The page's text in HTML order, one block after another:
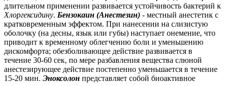
длительном применении развивается устойчивость бактерий к
Хлоргексидину. Бензокаин (Анестезин) - местный анестетик с
кратковременным эффектом. При нанесении на слизистую
оболочку (на десны, язык или губы) наступает онемение, что
приводит к временному облегчению боли и уменьшению
дискомфорта; обезболивающее действие развивается в
течение 30-60 сек, по мере разбавления вещества слюной
анестезирующее действие постепенно уменьшается в течение
15-20 мин. Эноксолон представляет собой биоактивное